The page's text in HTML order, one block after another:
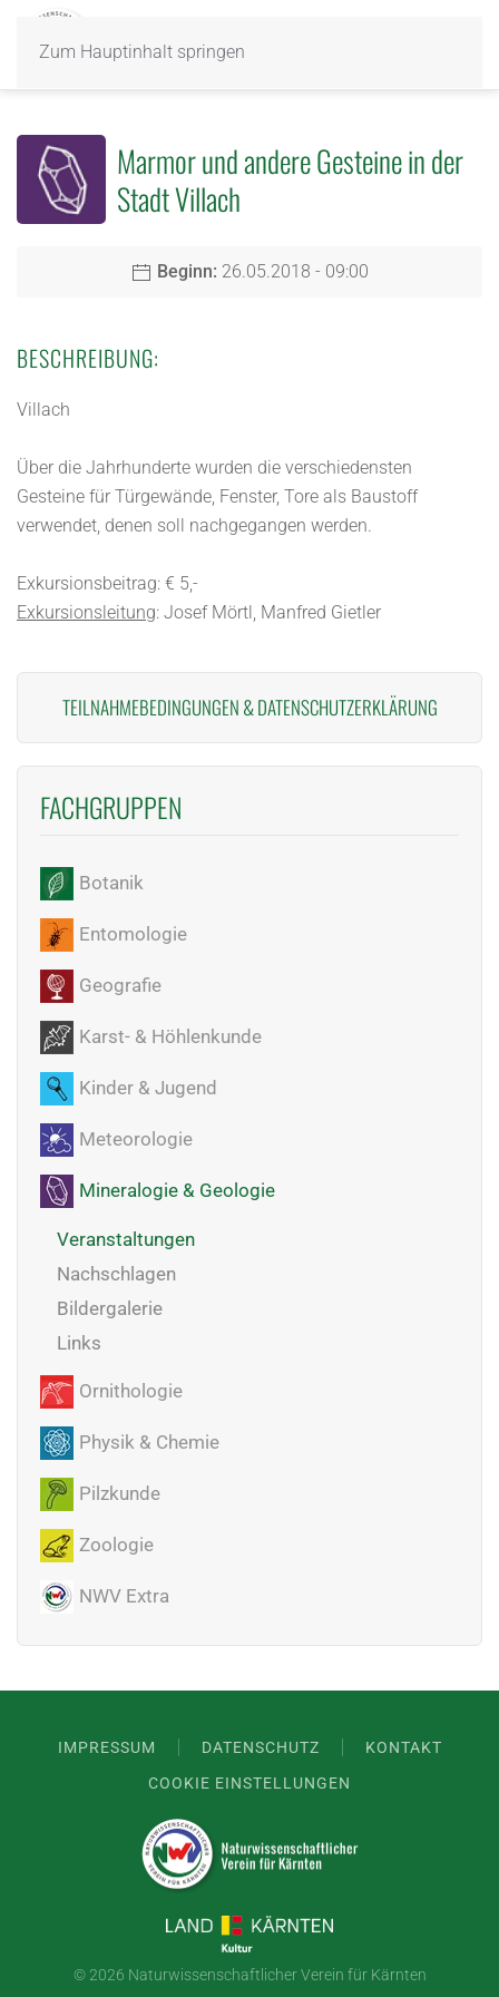
Zum Hauptinhalt springen
FACHGRUPPEN
Botanik
Entomologie
Geografie
Karst- & Höhlenkunde
Kinder & Jugend
Meteorologie
Mineralogie & Geologie
Veranstaltungen
Nachschlagen
Bildergalerie
Links
Ornithologie
Physik & Chemie
Pilzkunde
Zoologie
NWV Extra
Marmor und andere Gesteine in der
Stadt Villach
Beginn: 26.05.2018 - 09:00
BESCHREIBUNG:
Villach
Über die Jahrhunderte wurden die verschiedensten
Gesteine für Türgewände, Fenster, Tore als Baustoff
verwendet, denen soll nachgegangen werden.
Exkursionsbeitrag: € 5,-
Exkursionsleitung: Josef Mörtl, Manfred Gietler
TEILNAHMEBEDINGUNGEN &DATENSCHUTZERKLÄRUNG
IMPRESSUM DATENSCHUTZ
KONTAKT
COOKIE EINSTELLUNGEN
©2026 Naturwissenschaftlicher Verein für Kärnten